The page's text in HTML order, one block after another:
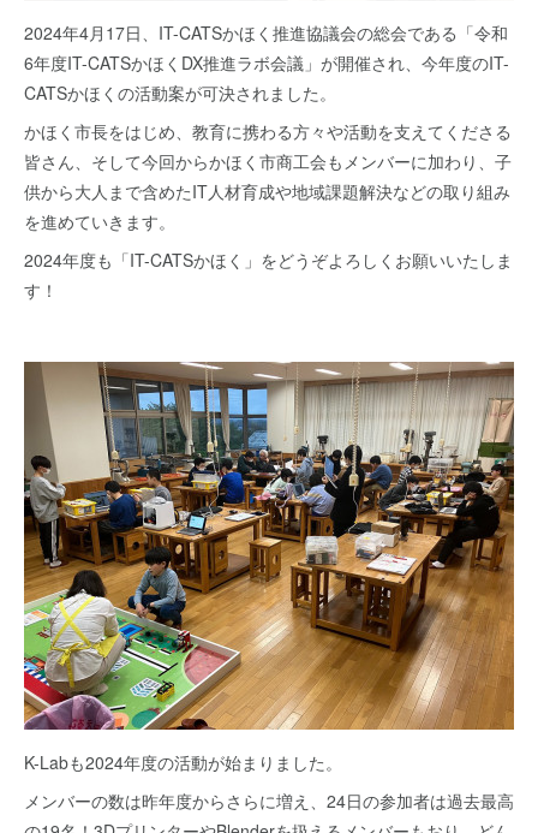
2024年4月17日、IT-CATSかほく推進協議会の総会である「令和
6年度IT-CATSかほくDX推進ラボ会議」が開催され、今年度のIT-
CATSかほくの活動案が可決されました。
かほく市長をはじめ、教育に携わる方々や活動を支えてくださる
皆さん、そして今回からかほく市商工会もメンバーに加わり、子
供から大人まで含めたIT人材育成や地域課題解決などの取り組み
を進めていきます。
2024年度も「IT-CATSかほく」をどうぞよろしくお願いいたしま
す！
K-Labも2024年度の活動が始まりました。
メンバーの数は昨年度からさらに増え、24日の参加者は過去最高